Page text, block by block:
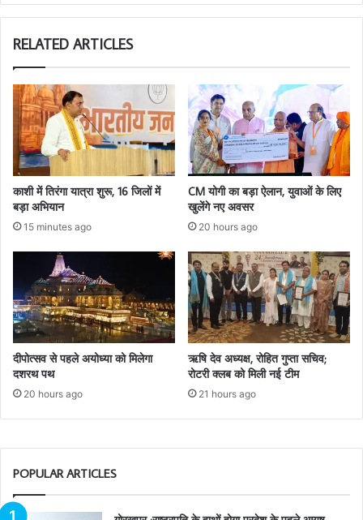
RELATED ARTICLES
काशी में तिरंगा यात्रा शुरू, 16 जिलों में
बड़ा अभियान
15 minutes ago
CM योगी का बड़ा ऐलान, युवाओं के लिए
खुलेंगे नए अवसर
20 hours ago
दीपोत्सव से पहले अयोध्या को मिलेगा
दशरथ पथ
20 hours ago
ऋषि देव अध्यक्ष, रोहित गुप्ता सचिव;
रोटरी क्लब को मिली नई टीम
21 hours ago
POPULAR ARTICLES